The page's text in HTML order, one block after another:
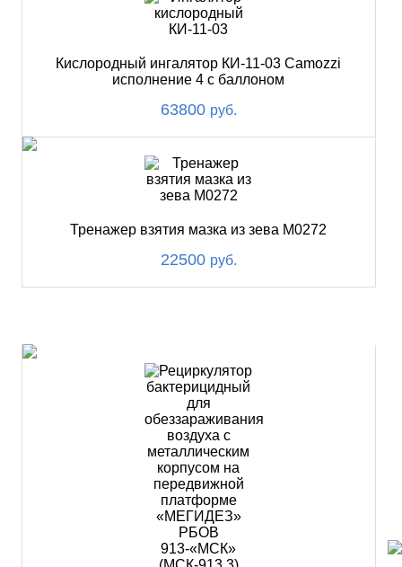
Кислородный ингалятор КИ-11-03 Camozzi
исполнение 4 с баллоном
63800 руб.
Тренажер взятия мазка из зева М0272
22500 руб.